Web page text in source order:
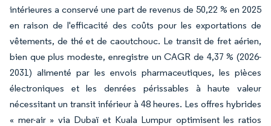
intérieures a conservé une part de revenus de 50,22 % en 2025
en raison de l'efficacité des coûts pour les exportations de
vêtements, de thé et de caoutchouc. Le transit de fret aérien,
bien que plus modeste, enregistre un CAGR de 4,37 % (2026-
2031) alimenté par les envois pharmaceutiques, les pièces
électroniques et les denrées périssables à haute valeur
nécessitant un transit inférieur à 48 heures. Les offres hybrides
« mer-air » via Dubaï et Kuala Lumpur optimisent les ratios